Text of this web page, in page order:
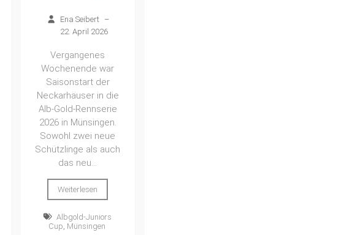
Ena Seibert
–
22. April 2026
Vergangenes
Wochenende war
Saisonstart der
Neckarhäuser in die
Alb-Gold-Rennserie
2026 in Münsingen.
Sowohl zwei neue
Schützlinge als auch
das neu...
Weiterlesen
Albgold-Juniors
Cup, Münsingen